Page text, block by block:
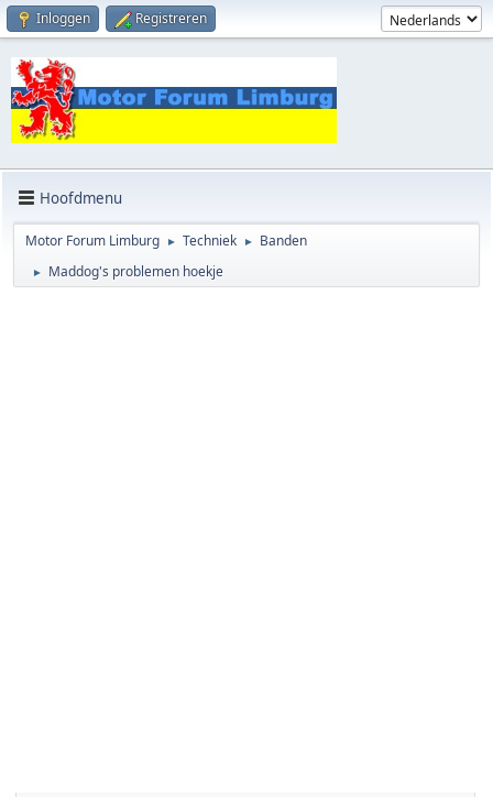
Inloggen Registreren
Hoofdmenu
Motor Forum Limburg ► Techniek ► Banden
► Maddog's problemen hoekje